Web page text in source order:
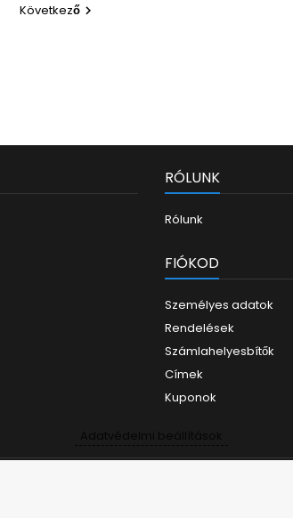
Következő
RÓLUNK
Rólunk
FIÓKOD
Személyes adatok
Rendelések
Számlahelyesbítők
Címek
Kuponok